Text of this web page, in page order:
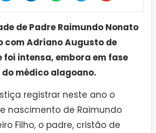
de Padre Raimundo Nonato
com Adriano Augusto de
foi intensa, embora em fase
médico alagoano.
registrar neste ano o
nascimento de Raimundo
Filho, o padre, cristão de